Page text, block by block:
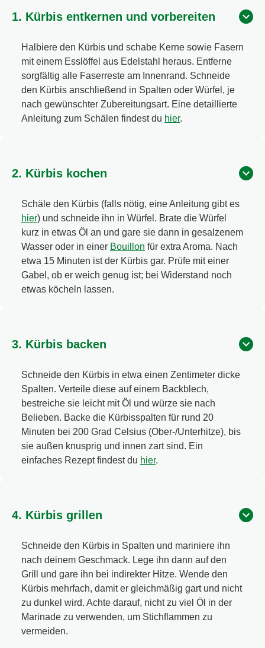
1. Kürbis entkernen und vorbereiten
Halbiere den Kürbis und schabe Kerne sowie Fasern
mit einem Esslöffel aus Edelstahl heraus. Entferne
sorgfältig alle Faserreste am Innenrand. Schneide
den Kürbis anschließend in Spalten oder Würfel, je
nach gewünschter Zubereitungsart. Eine detaillierte
Anleitung zum Schälen findest du hier.
2. Kürbis kochen
Schäle den Kürbis (falls nötig, eine Anleitung gibt es
hier) und schneide ihn in Würfel. Brate die Würfel
kurz in etwas Öl an und gare sie dann in gesalzenem
Wasser oder in einer Bouillon für extra Aroma. Nach
etwa 15 Minuten ist der Kürbis gar. Prüfe mit einer
Gabel, ob er weich genug ist; bei Widerstand noch
etwas köcheln lassen.
3. Kürbis backen
Schneide den Kürbis in etwa einen Zentimeter dicke
Spalten. Verteile diese auf einem Backblech,
bestreiche sie leicht mit Öl und würze sie nach
Belieben. Backe die Kürbisspalten für rund 20
Minuten bei 200 Grad Celsius (Ober-/Unterhitze), bis
sie außen knusprig und innen zart sind. Ein
einfaches Rezept findest du hier.
4. Kürbis grillen
Schneide den Kürbis in Spalten und mariniere ihn
nach deinem Geschmack. Lege ihn dann auf den
Grill und gare ihn bei indirekter Hitze. Wende den
Kürbis mehrfach, damit er gleichmäßig gart und nicht
zu dunkel wird. Achte darauf, nicht zu viel Öl in der
Marinade zu verwenden, um Stichflammen zu
vermeiden.